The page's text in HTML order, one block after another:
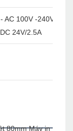
AC 100V -240V/60Hz
24V/2.5A